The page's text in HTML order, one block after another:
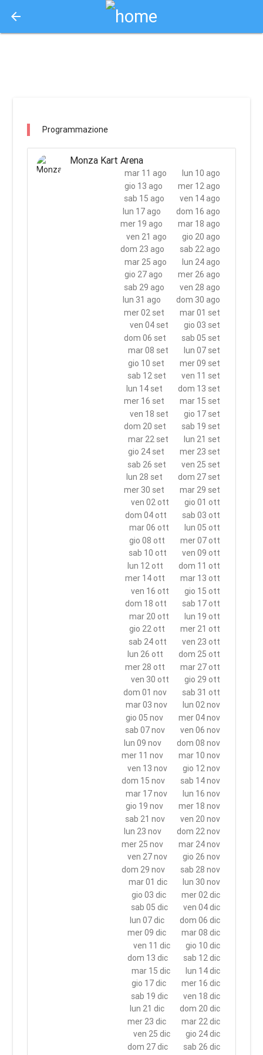
arrow_back
Programmazione
Monza Kart Arena
lun 10 ago
mar 11 ago
mer 12 ago
gio 13 ago
ven 14 ago
sab 15 ago
dom 16 ago
lun 17 ago
mar 18 ago
mer 19 ago
gio 20 ago
ven 21 ago
sab 22 ago
dom 23 ago
lun 24 ago
mar 25 ago
mer 26 ago
gio 27 ago
ven 28 ago
sab 29 ago
dom 30 ago
lun 31 ago
mar 01 set
mer 02 set
gio 03 set
ven 04 set
sab 05 set
dom 06 set
lun 07 set
mar 08 set
mer 09 set
gio 10 set
ven 11 set
sab 12 set
dom 13 set
lun 14 set
mar 15 set
mer 16 set
gio 17 set
ven 18 set
sab 19 set
dom 20 set
lun 21 set
mar 22 set
mer 23 set
gio 24 set
ven 25 set
sab 26 set
dom 27 set
lun 28 set
mar 29 set
mer 30 set
gio 01 ott
ven 02 ott
sab 03 ott
dom 04 ott
lun 05 ott
mar 06 ott
mer 07 ott
gio 08 ott
ven 09 ott
sab 10 ott
dom 11 ott
lun 12 ott
mar 13 ott
mer 14 ott
gio 15 ott
ven 16 ott
sab 17 ott
dom 18 ott
lun 19 ott
mar 20 ott
mer 21 ott
gio 22 ott
ven 23 ott
sab 24 ott
dom 25 ott
lun 26 ott
mar 27 ott
mer 28 ott
gio 29 ott
ven 30 ott
sab 31 ott
dom 01 nov
lun 02 nov
mar 03 nov
mer 04 nov
gio 05 nov
ven 06 nov
sab 07 nov
dom 08 nov
lun 09 nov
mar 10 nov
mer 11 nov
gio 12 nov
ven 13 nov
sab 14 nov
dom 15 nov
lun 16 nov
mar 17 nov
mer 18 nov
gio 19 nov
ven 20 nov
sab 21 nov
dom 22 nov
lun 23 nov
mar 24 nov
mer 25 nov
gio 26 nov
ven 27 nov
sab 28 nov
dom 29 nov
lun 30 nov
mar 01 dic
mer 02 dic
gio 03 dic
ven 04 dic
sab 05 dic
dom 06 dic
lun 07 dic
mar 08 dic
mer 09 dic
gio 10 dic
ven 11 dic
sab 12 dic
dom 13 dic
lun 14 dic
mar 15 dic
mer 16 dic
gio 17 dic
ven 18 dic
sab 19 dic
dom 20 dic
lun 21 dic
mar 22 dic
mer 23 dic
gio 24 dic
ven 25 dic
sab 26 dic
dom 27 dic